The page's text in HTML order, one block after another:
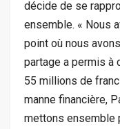
décide de se
ensemble. « Nous
point où nous
partage a permis à
55 millions de
manne financière,
mettons ensemble